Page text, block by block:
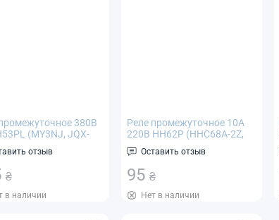
380В
(МY3NJ, JQX-
отзыв
₴
в наличии
Реле промежуточное 10А
220В HH62P (HHC68A-2Z,
LY2NJ)
Оставить отзыв
95₴
Нет в наличии